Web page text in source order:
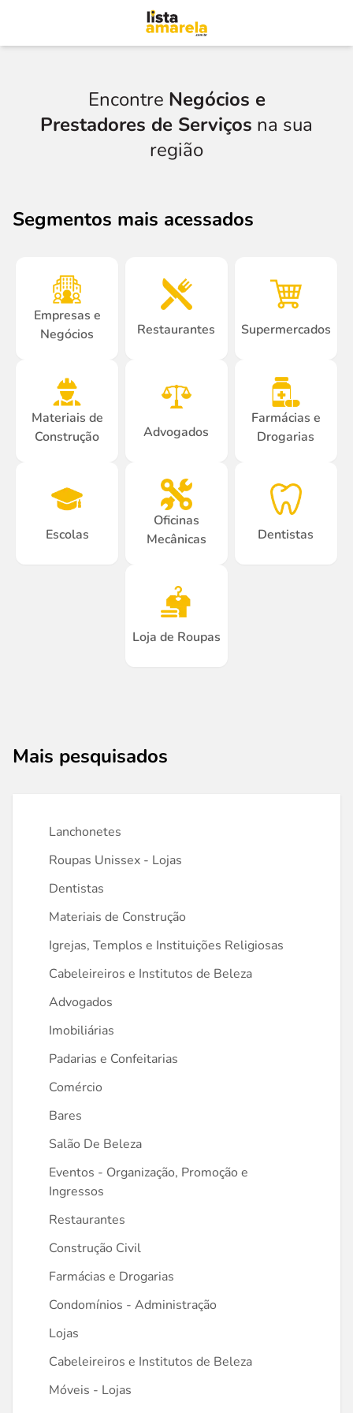
Encontre Negócios e
Prestadores de Serviços na sua
região
Segmentos mais acessados
Empresas e
Negócios
Restaurantes Supermercados
Materiais de
Construção
Advogados
Farmácias e
Drogarias
Escolas
Oficinas
Mecânicas
Dentistas
Loja de Roupas
Mais pesquisados
Lanchonetes
Roupas Unissex - Lojas
Dentistas
Materiais de Construção
Igrejas, Templos e Instituições Religiosas
Cabeleireiros e Institutos de Beleza
Advogados
Imobiliárias
Padarias e Confeitarias
Comércio
Bares
Salão De Beleza
Eventos - Organização, Promoção e
Ingressos
Restaurantes
Construção Civil
Farmácias e Drogarias
Condomínios - Administração
Lojas
Cabeleireiros e Institutos de Beleza
Móveis - Lojas